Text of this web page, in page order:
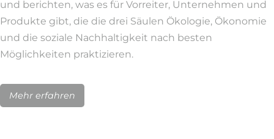
und berichten, was es für Vorreiter, Unternehmen und
Produkte gibt, die die drei Säulen Ökologie, Ökonomie
und die soziale Nachhaltigkeit nach besten
Möglichkeiten praktizieren.
Mehr erfahren